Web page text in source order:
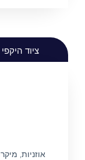
ציוד היקפי
אוזניות,